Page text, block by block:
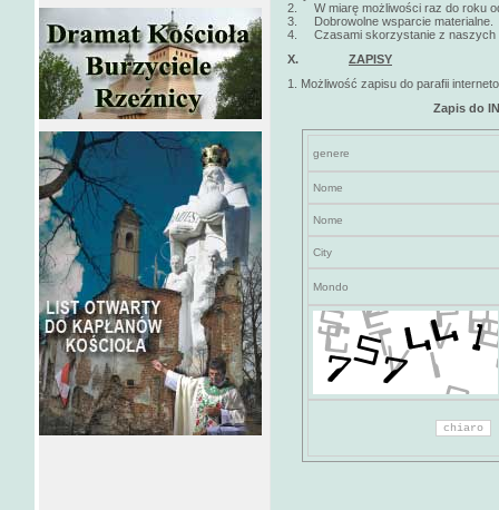
2. W miarę możliwości raz do roku
3. Dobrowolne wsparcie materialne.
4. Czasami skorzystanie z naszych
X. ZAPISY
1. Możliwość zapisu do parafii
Zapis do
genere
Nome
Nome
City
Mondo